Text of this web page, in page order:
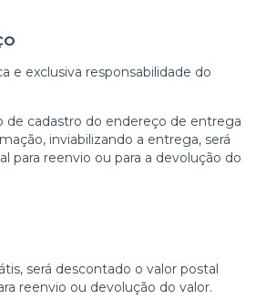
e exclusiva responsabilidade do
de cadastro do endereço de entrega
inviabilizando a entrega, será
para reenvio ou para a devolução do
será descontado o valor postal
reenvio ou devolução do valor.